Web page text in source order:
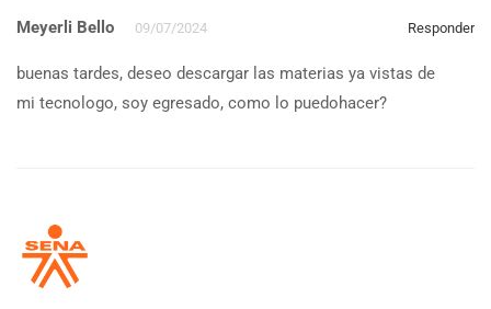
Meyerli Bello 09/07/2024 Responder
buenas tardes, deseo descargar las materias ya vistas de
mi tecnologo, soy egresado, como lo puedohacer?